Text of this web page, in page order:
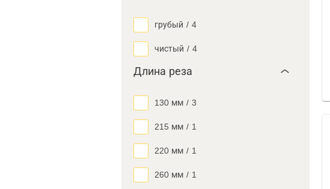
грубый / 4
чистый / 4
Длина реза
130 мм / 3
215 мм / 1
220 мм / 1
260 мм / 1